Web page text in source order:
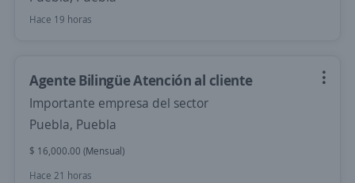
Hace 19 horas
Agente Bilingüe Atención al cliente
Importante empresa del sector
Puebla, Puebla
$ 16,000.00 (Mensual)
Hace 21 horas